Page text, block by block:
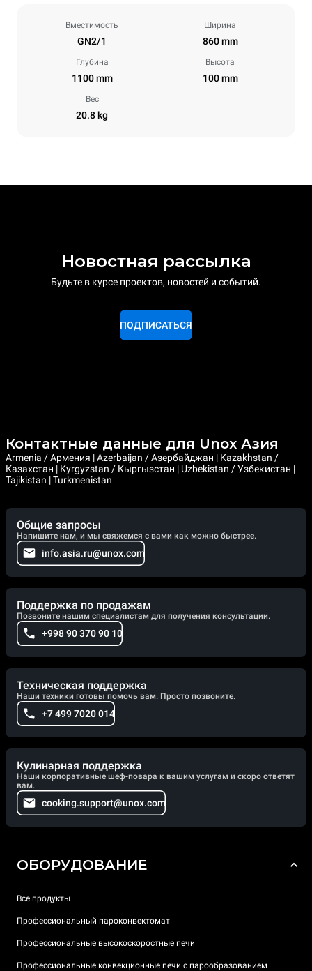
Вместимость
GN2/1
Ширина
860 mm
Глубина
1100 mm
Высота
100 mm
Вес
20.8 kg
Новостная рассылка
Будьте в курсе проектов, новостей и событий.
ПОДПИСАТЬСЯ
Контактные данные для Unox Азия
Armenia / Армения | Azerbaijan / Азербайджан | Kazakhstan /
Казахстан | Kyrgyzstan / Кыргызстан | Uzbekistan / Узбекистан |
Tajikistan | Turkmenistan
Общие запросы
Напишите нам, и мы свяжемся с вами как можно быстрее.
info.asia.ru@unox.com
Поддержка по продажам
Позвоните нашим специалистам для получения консультации.
+998 90 370 90 10
Техническая поддержка
Наши техники готовы помочь вам. Просто позвоните.
+7 499 7020 014
Кулинарная поддержка
Наши корпоративные шеф-повара к вашим услугам и скоро ответят
вам.
cooking.support@unox.com
ОБОРУДОВАНИЕ
Все продукты
Профессиональный пароконвектомат
Профессиональные высокоскоростные печи
Профессиональные конвекционные печи с парообразованием